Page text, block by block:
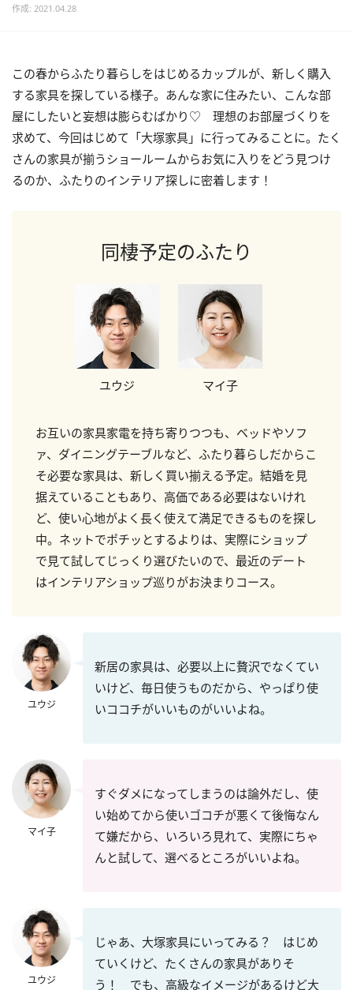
作成: 2021.04.28
この春からふたり暮らしをはじめるカップルが、新しく購入
する家具を探している様子。あんな家に住みたい、こんな部
屋にしたいと妄想は膨らむばかり♡ 理想のお部屋づくりを
求めて、今回はじめて「大塚家具」に行ってみることに。たく
さんの家具が揃うショールームからお気に入りをどう見つけ
るのか、ふたりのインテリア探しに密着します！
同棲予定のふたり
ユウジ マイ子
お互いの家具家電を持ち寄りつつも、ベッドやソフ
ァ、ダイニングテーブルなど、ふたり暮らしだからこ
そ必要な家具は、新しく買い揃える予定。結婚を見
据えていることもあり、高価である必要はないけれ
ど、使い心地がよく長く使えて満足できるものを探し
中。ネットでポチッとするよりは、実際にショップ
で見て試してじっくり選びたいので、最近のデート
はインテリアショップ巡りがお決まりコース。
ユウジ
新居の家具は、必要以上に贅沢でなくてい
いけど、毎日使うものだから、やっぱり使
いココチがいいものがいいよね。
マイ子
すぐダメになってしまうのは論外だし、使
い始めてから使いゴコチが悪くて後悔なん
て嫌だから、いろいろ見れて、実際にちゃ
んと試して、選べるところがいいよね。
ユウジ
じゃあ、大塚家具にいってみる？ はじめ
ていくけど、たくさんの家具がありそ
う！ でも、高級なイメージがあるけど大